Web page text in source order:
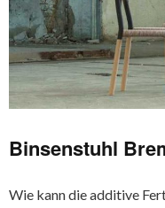
Binsenstuhl
Wie kann die additive